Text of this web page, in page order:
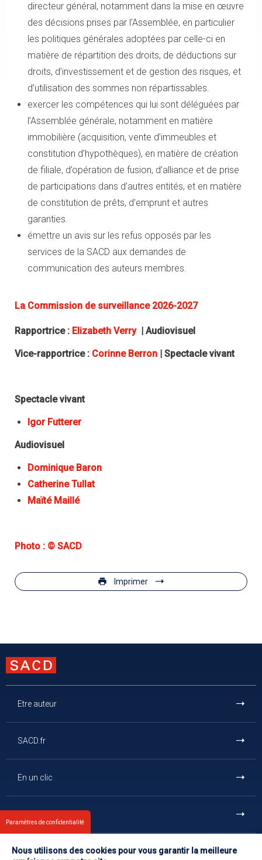
directeur général, notamment dans la mise en œuvre
des décisions prises par l’Assemblée, en particulier
les politiques générales adoptées par celle-ci en
matière de répartition des droits, de déductions sur
droits, d’investissement et de gestion des risques, et
d’utilisation des sommes non répartissables.
exercer les compétences qui lui sont déléguées par
l’Assemblée générale, notamment en matière
immobilière (acquisition, vente d’immeubles et
constitution d’hypothèques), en matière de création
de filiale, d’opération de fusion, d’alliance et de prise
de participations dans d’autres entités, et en matière
de constitution de prêts, d’emprunt et autres
garanties.
émettre un avis sur les refus opposés par les
services de la SACD aux demandes de
communication des auteurs membres.
La Commission de surveillance 2026-2027
Rapportrice : Elizabeth Verry | Audiovisuel
Vice-rapportrice : Corinne Berron | Spectacle vivant
Spectacle vivant
Igor Futterer
Audiovisuel
Dominique Baron
Catherine Tullat
Maïté Maillé
Photo : © SACD
Imprimer
Etre auteur
SACD.fr
En un clic
Contact
Paramètres de confidentialité
Nous utilisons des cookies pour vous garantir la meilleure